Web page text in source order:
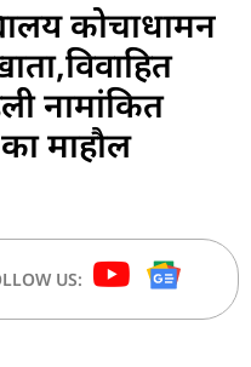
कोचाधामन
नामांकित
माहौल
US: